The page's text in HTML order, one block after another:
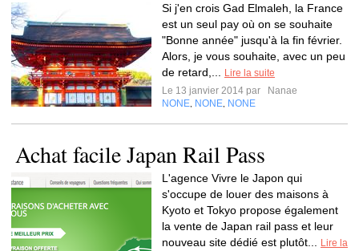
Si j'en crois Gad Elmaleh, la France
est un seul pay où on se souhaite
"Bonne année" jusqu'à la fin février.
Alors, je vous souhaite, avec un peu
de retard,...
Lire la suite
Le 13 janvier 2014 par
Nanae
NONE NONE NONE
Achat facile Japan Rail Pass
L'agence Vivre le Japon qui
s'occupe de louer des maisons à
Kyoto et Tokyo propose également
la vente de Japan rail pass et leur
nouveau site dédié est plutôt...
Lire la